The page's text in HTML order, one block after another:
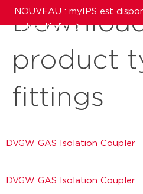
NOUVEAU : myIPS est
plus d’infos
fermer
product
fittings
DVGW GAS Isolation Coupler
DVGW GAS Isolation Coupler